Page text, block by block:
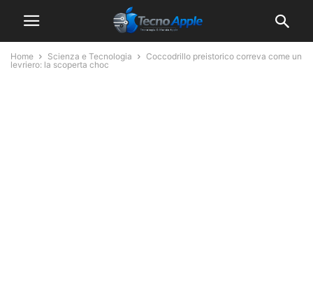
Home Scienza e Tecnologia
Coccodrillo preistorico correva come un
levriero: la scoperta choc